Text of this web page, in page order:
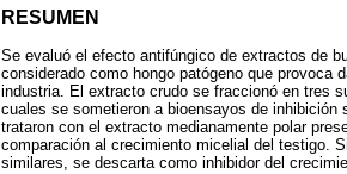
RESUMEN
Se evaluó el efecto antifúngico de extractos de
considerado como hongo patógeno que provoca
industria. El extracto crudo se fraccionó en tres
cuales se sometieron a bioensayos de
trataron con el extracto medianamente polar
comparación al crecimiento micelial del testigo.
similares, se descarta como inhibidor del